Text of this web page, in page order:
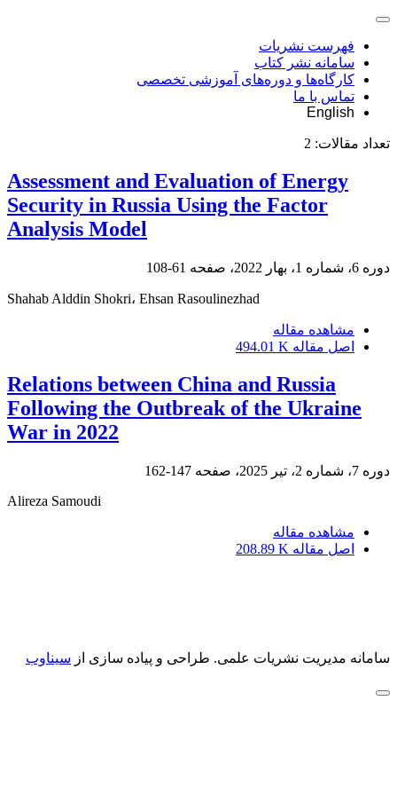
فهرست نشریات
سامانه نشر کتاب
کارگاه‌ها و دوره‌های آموزشی تخصصی
تماس با ما
English
تعداد مقالات: 2
Assessment and Evaluation of Energy
Security in Russia Using the Factor
Analysis Model
دوره 6، شماره 1، بهار 2022، صفحه 61-108
Shahab Alddin Shokri، Ehsan Rasoulinezhad
مشاهده مقاله
اصل مقاله 494.01 K
Relations between China and Russia
Following the Outbreak of the Ukraine
War in 2022
دوره 7، شماره 2، تیر 2025، صفحه
147-162
Alireza Samoudi
مشاهده مقاله
اصل مقاله 208.89 K
سامانه مدیریت نشریات علمی. طراحی و پیاده سازی از سیناوب